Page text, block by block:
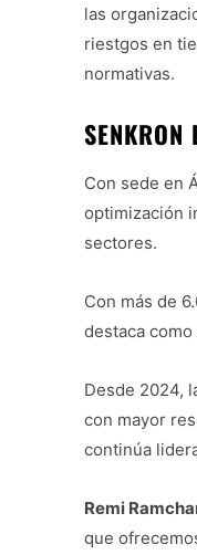
las
riestgos en
normativas.
Con sede en
optimización
sectores.
Con más de
destaca
Desde 2024,
con mayor
continúa
Remi
que